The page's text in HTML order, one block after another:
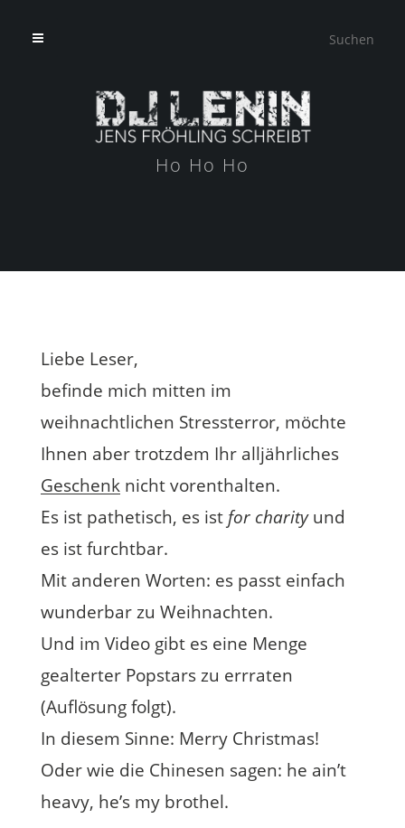
Ho Ho Ho
Liebe Leser,
befinde mich mitten im
weihnachtlichen Stressterror, möchte
Ihnen aber trotzdem Ihr alljährliches
Geschenknicht vorenthalten.
Es ist pathetisch, es ist for charityund
es ist furchtbar.
Mit anderen Worten: es passt einfach
wunderbar zu Weihnachten.
Und im Video gibt es eine Menge
gealterter Popstars zu errraten
(Auflösung folgt).
In diesem Sinne: Merry Christmas!
Oder wie die Chinesen sagen: he ain’t
heavy, he’s my brothel.